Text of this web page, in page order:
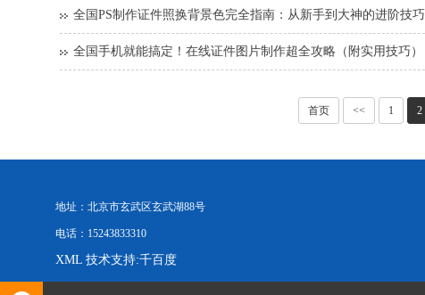
全国PS制作证件照换背景色完全指南：从新手到大神的进阶技巧
全国手机就能搞定！在线证件图片制作超全攻略（附实用技巧）
首页 << 1 2
地址：北京市玄武区玄武湖88号
电话：15243833310
XML 技术支持:千百度